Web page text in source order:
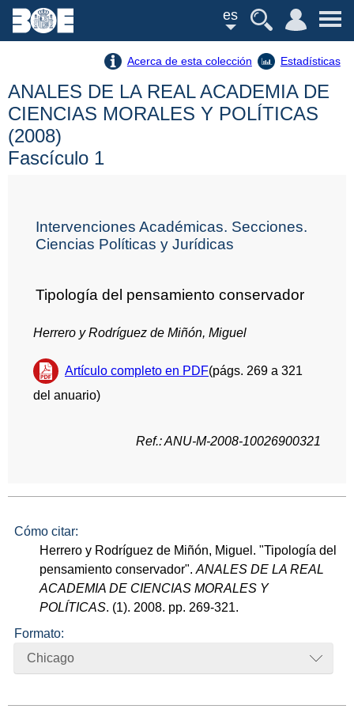
es
Acerca de esta colección Estadísticas
ANALES DE LA REAL ACADEMIA DE
CIENCIAS MORALES Y POLÍTICAS
(2008)
Fascículo 1
Intervenciones Académicas. Secciones.
Ciencias Políticas y Jurídicas
Tipología del pensamiento conservador
Herrero y Rodríguez de Miñón, Miguel
Artículo completo en PDF(págs. 269 a 321
del anuario)
Ref.: ANU-M-2008-10026900321
Cómo citar:
Herrero y Rodríguez de Miñón, Miguel. "Tipología del
pensamiento conservador".ANALES DE LA REAL
ACADEMIA DE CIENCIAS MORALES Y
POLÍTICAS. (1). 2008. pp. 269-321.
Formato:
Chicago